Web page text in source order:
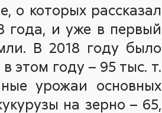
о которых рассказал
года, и уже в первый
В 2018 году было
этом году – 95 тыс. т.
урожаи основных
на зерно – 65,